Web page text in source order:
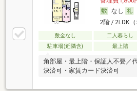
なし
2階 / 2LDK
敷金なし 二人暮らし
駐車場(近隣含)
最上階
角部屋・最上階・保証人不要／
決済可・家賃カード決済可